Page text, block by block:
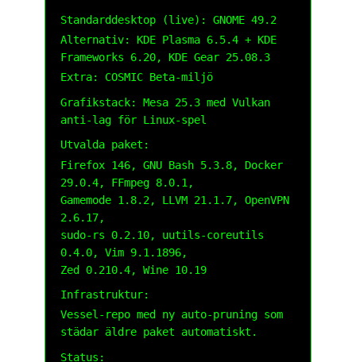
Standarddesktop (live): GNOME 49.2
Alternativ: KDE Plasma 6.5.4 + KDE
Frameworks 6.20, KDE Gear 25.08.3
Extra: COSMIC Beta-miljö
Grafikstack: Mesa 25.3 med Vulkan
anti-lag för Linux-spel
Utvalda paket:
Firefox 146, GNU Bash 5.3.8, Docker
29.0.4, FFmpeg 8.0.1,
Gamemode 1.8.2, LLVM 21.1.7, OpenVPN
2.6.17,
sudo-rs 0.2.10, uutils-coreutils
0.4.0, Vim 9.1.1896,
Zed 0.210.4, Wine 10.19
Infrastruktur:
Vessel-repo med ny auto-pruning som
städar äldre paket automatiskt.
Status: